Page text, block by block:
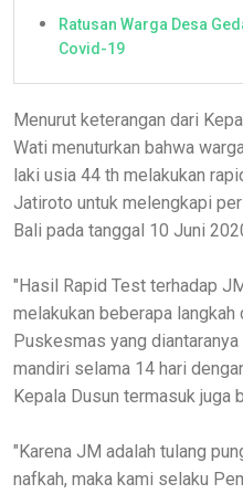
Ratusan Warga Desa
Covid-19
Menurut keterangan dari
Wati menuturkan bahwa
laki usia 44 th melakukan
Jatiroto untuk melengkapi
Bali pada tanggal 10 Juni
"Hasil Rapid Test terhadap
melakukan beberapa
Puskesmas yang
mandiri selama 14 hari
Kepala Dusun termasuk juga
"Karena JM adalah tulang
nafkah, maka kami selaku